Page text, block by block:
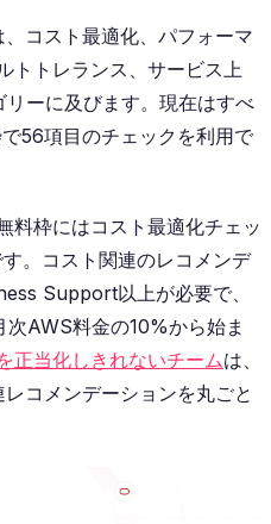
コスト最適化、パフォーマ
トトレランス、サービス上
ーに及びます。現在はすべ
56項目のチェックを利用で
料枠にはコスト最適化チェッ
。コスト関連のレコメンデ
Support以上が必要で、
AWS料金の10%から始ま
正当化しきれないチームは、
コメンデーションを丸ごと